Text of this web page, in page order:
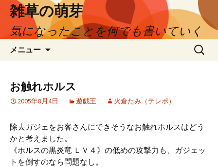
ン
へ
雑草の萌芽
気になったことを何でも書いていく
メニュー
検
索:
お触れホルス
2005年8月4日 遊戯王 火倉たみ（テレポ）
除去ガジェをお客さんにできそうなお触れホルスはどう
かと考えました。
《ホルスの黒炎竜 ＬＶ４》の低めの攻撃力も、ガジェッ
トを倒すのなら問題なし。